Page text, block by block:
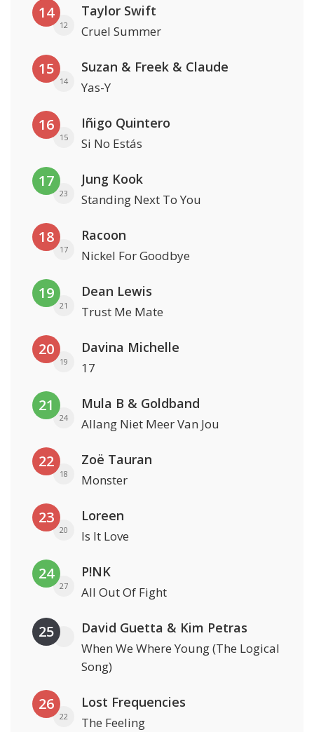
14
12
Taylor Swift
Cruel Summer
15
14
Suzan & Freek & Claude
Yas-Y
16
15
Iñigo Quintero
Si No Estás
17
23
Jung Kook
Standing Next To You
18
17
Racoon
Nickel For Goodbye
19
21
Dean Lewis
Trust Me Mate
20
19
Davina Michelle
17
21
24
Mula B & Goldband
Allang Niet Meer Van Jou
22
18
Zoë Tauran
Monster
23
20
Loreen
Is It Love
24
27
P!NK
All Out Of Fight
25 David Guetta & Kim Petras
When We Where Young (The Logical
Song)
26
22
Lost Frequencies
The Feeling